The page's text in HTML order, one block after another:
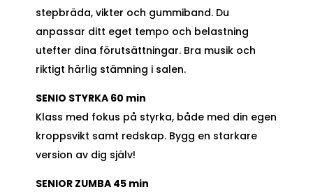
stepbräda, vikter och gummiband. Du
anpassar ditt eget tempo och belastning
utefter dina förutsättningar. Bra musik och
riktigt härlig stämning i salen.
SENIO STYRKA 60 min
Klass med fokus på styrka, både med din egen
kroppsvikt samt redskap. Bygg en starkare
version av dig själv!
SENIOR ZUMBA 45 min